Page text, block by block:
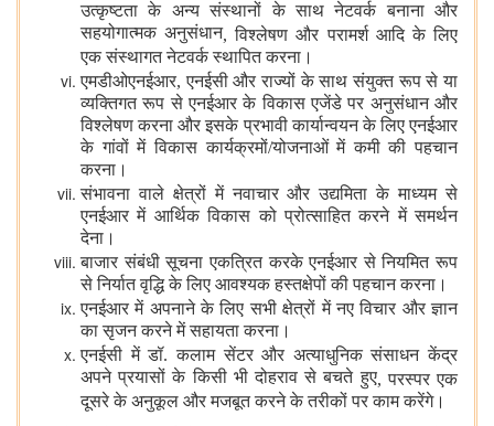
उत्कृष्टता के अन्य संस्थानों के साथ नेटवर्क बनाना और
सहयोगात्मक अनुसंधान,विश्लेषण और परामर्श आदि के लिए
एक संस्थागत नेटवर्क स्थापित करना।
एमडीओएनईआर,एनईसी और राज्यों के साथ संयुक्त रूप से या
व्यक्तिगत रूप से एनईआर के विकास एजेंडे पर अनुसंधान और
विश्लेषण करना और इसके प्रभावी कार्यान्वयन के लिए एनईआर
के गांवों में विकास कार्यक्रमों/योजनाओं में कमी की पहचान
करना।
संभावना वाले क्षेत्रों में नवाचार और उद्यमिता के माध्यम से
एनईआर में आर्थिक विकास को प्रोत्साहित करने में समर्थन
देना।
बाजार संबंधी सूचना एकत्रित करके एनईआर से नियमित रूप
से निर्यात वृद्धि के लिए आवश्यक हस्तक्षेपों की पहचान करना।
एनईआर में अपनाने के लिए सभी क्षेत्रों में नए विचार और ज्ञान
का सृजन करने में सहायता करना।
एनईसी में डॉ. कलाम सेंटर और अत्याधुनिक संसाधन केंद्र
अपने प्रयासों के किसी भी दोहराव से बचते हुए,परस्पर एक
दूसरे के अनुकूल और मजबूत करने के तरीकों पर काम करेंगे।